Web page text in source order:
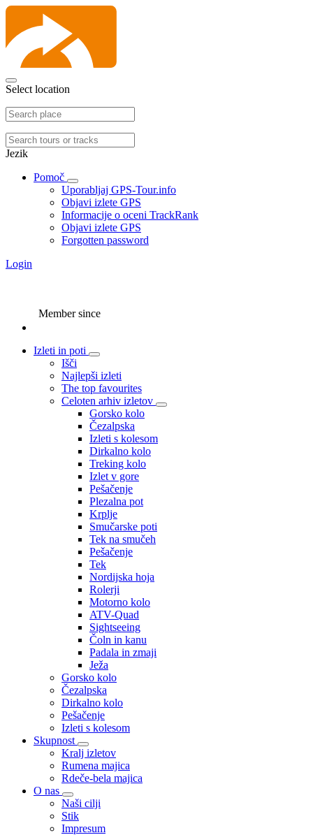
Select location
Jezik
Pomoč
Uporabljaj GPS-Tour.info
Objavi izlete GPS
Informacije o oceni TrackRank
Objavi izlete GPS
Forgotten password
Login
Member since
Izleti in poti
Išči
Najlepši izleti
The top favourites
Celoten arhiv izletov
Gorsko kolo
Čezalpska
Izleti s kolesom
Dirkalno kolo
Treking kolo
Izlet v gore
Pešačenje
Plezalna pot
Krplje
Smučarske poti
Tek na smučeh
Pešačenje
Tek
Nordijska hoja
Rolerji
Motorno kolo
ATV-Quad
Sightseeing
Čoln in kanu
Padala in zmaji
Ježa
Gorsko kolo
Čezalpska
Dirkalno kolo
Pešačenje
Izleti s kolesom
Skupnost
Kralj izletov
Rumena majica
Rdeče-bela majica
O nas
Naši cilji
Stik
Impresum